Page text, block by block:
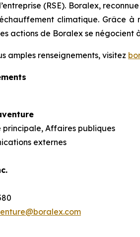
(RSE). Boralex,
climatique. Grâce à
actions de Boralex se négocient
amples renseignements, visitez
principale, Affaires publiques
externes